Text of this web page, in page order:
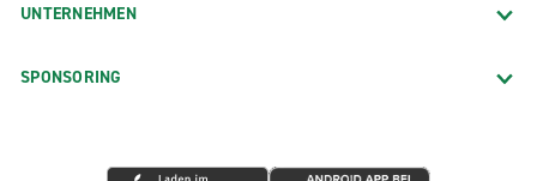
UNTERNEHMEN
SPONSORING